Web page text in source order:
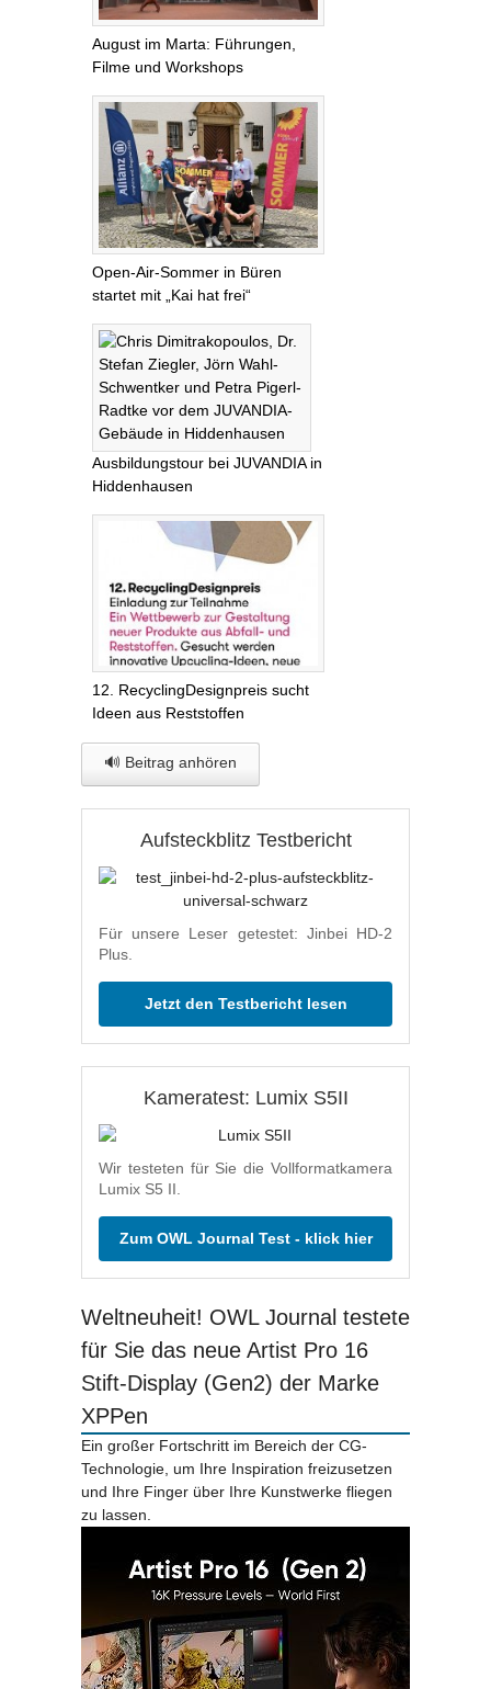
August im Marta: Führungen,
Filme und Workshops
Open-Air-Sommer in Büren
startet mit „Kai hat frei“
Ausbildungstour bei JUVANDIA in
Hiddenhausen
12. RecyclingDesignpreis sucht
Ideen aus Reststoffen
🔊 Beitrag anhören
Aufsteckblitz Testbericht
Für unsere Leser getestet: Jinbei HD-2
Plus.
Jetzt den Testbericht lesen
Kameratest: Lumix S5II
Wir testeten für Sie die Vollformatkamera
Lumix S5 II.
Zum OWL Journal Test - klick hier
Weltneuheit! OWL Journal testete
für Sie das neue Artist Pro 16
Stift-Display (Gen2) der Marke
XPPen
Ein großer Fortschritt im Bereich der CG-
Technologie, um Ihre Inspiration freizusetzen
und Ihre Finger über Ihre Kunstwerke fliegen
zu lassen.